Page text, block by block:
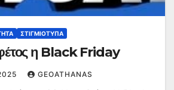
ΣΤΙΓΜΙΌΤΥΠΑ
η Black Friday
GEOATHANAS